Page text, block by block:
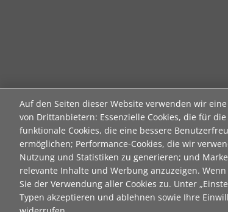
Auf den Seiten dieser Website verwenden wir
von Drittanbietern: Essenzielle Cookies, die für
funktionale Cookies, die eine bessere
ermöglichen; Performance-Cookies, die wir
Nutzung und Statistiken zu generieren; und
relevante Inhalte und Werbung anzuzeigen. Wenn
Sie der Verwendung aller Cookies zu. Unter
Typen akzeptieren und ablehnen sowie Ihre